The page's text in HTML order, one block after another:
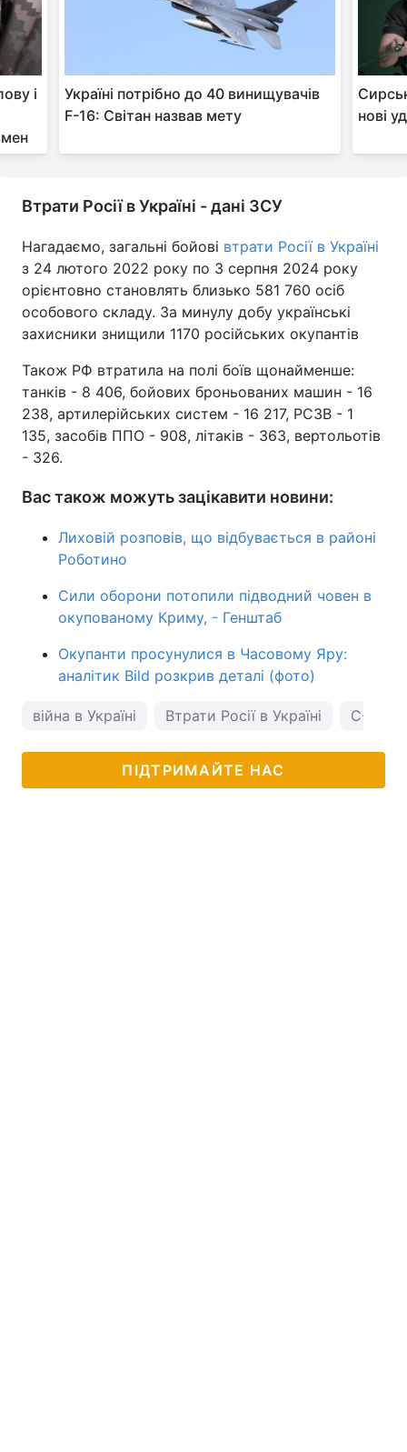
і
Україні потрібно до 40 винищувачів
F-16: Світан назвав мету
нові
Втрати Росії в Україні - дані ЗСУ
Нагадаємо, загальні бойові втрати Росії в Україні
з 24 лютого 2022 року по 3 серпня 2024 року
орієнтовно становлять близько 581 760 осіб
особового складу. За минулу добу українські
захисники знищили 1170 російських окупантів
Також РФ втратила на полі боїв щонайменше:
танків - 8 406, бойових броньованих машин - 16
238, артилерійських систем - 16 217, РСЗВ - 1
135, засобів ППО - 908, літаків - 363, вертольотів
- 326.
Вас також можуть зацікавити новини:
Лиховій розповів, що відбувається в районі
Роботино
Сили оборони потопили підводний човен в
окупованому Криму, - Генштаб
Окупанти просунулися в Часовому Яру:
аналітик Bild розкрив деталі (фото)
війна в Україні Втрати Росії в Україні С-300
ПІДТРИМАЙТЕ НАС